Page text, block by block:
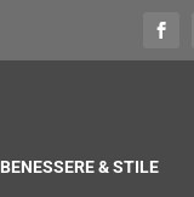
BENESSERE & STILE